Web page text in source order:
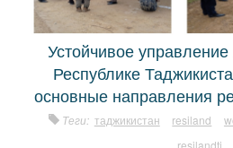
Устойчивое
Республике
основные направления
Теги: таджикистан resiland
resilandtj